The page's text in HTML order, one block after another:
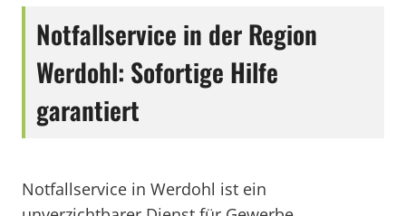
Notfallservice in der Region
Werdohl: Sofortige Hilfe
garantiert
Notfallservice in Werdohl ist ein